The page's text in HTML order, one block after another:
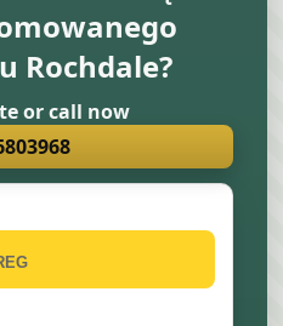
Rochdale?
or call now